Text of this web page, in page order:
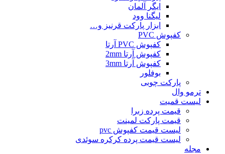
ایگر آلمان
لیگنا وود
ابزار پارکت قرنیز و…
کفپوش PVC
کفپوش PVC آرتا
کفپوش آرتا 2mm
کفپوش آرتا 3mm
بوفلور
پارکت چوبی
ترمو وال
لیست قمیت
قیمت پرده زبرا
قیمت پارکت لمینت
لیست قیمت کفپوش pvc
لیست قیمت پرده کرکره سوئدی
مجله